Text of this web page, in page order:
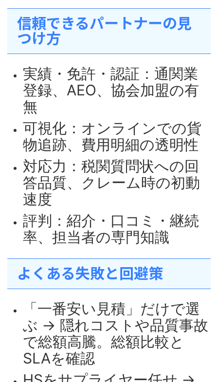
信頼できるパートナーの見
つけ方
実績・免許・認証：通関業
登録、AEO、協会加盟の有
無
可視化：オンラインでの貨
物追跡、費用明細の透明性
対応力：税関質問状への回
答品質、クレーム時の初動
速度
評判：紹介・口コミ・継続
率、担当者の専門知識
よくある失敗と回避策
「一番安い見積」だけで選
ぶ → 隠れコストや品質事故
で総額高騰。総額比較と
SLAを確認